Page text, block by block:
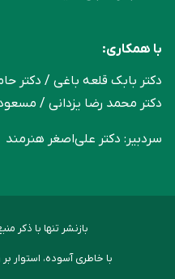
با همکاری:
دکتر بابک قلعه‌ باغی / دکتر
دکتر محمد رضا یزدانی /
سردبیر: دکتر علی‌اصغر هنرمند
بازنشر تنها با ذکر
با خاطری آسوده، استوار